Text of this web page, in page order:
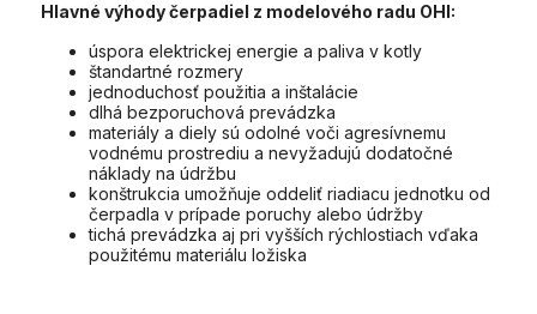
Hlavné výhody čerpadiel z modelového radu OHI:
úspora elektrickej energie a paliva v kotly
štandartné rozmery
jednoduchosť použitia a inštalácie
dlhá bezporuchová prevádzka
materiály a diely sú odolné voči agresívnemu
vodnému prostrediu a nevyžadujú dodatočné
náklady na údržbu
konštrukcia umožňuje oddeliť riadiacu jednotku od
čerpadla v prípade poruchy alebo údržby
tichá prevádzka aj pri vyšších rýchlostiach vďaka
použitému materiálu ložiska